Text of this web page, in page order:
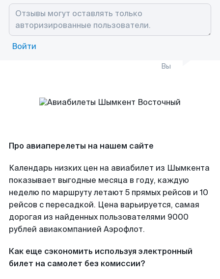
Войти
Вы
Про авиаперелеты на нашем сайте
Календарь низких цен на авиабилет из Шымкента
показывает выгодные месяца в году, каждую
неделю по маршруту летают 5 прямых рейсов и 10
рейсов с пересадкой. Цена варьируется, самая
дорогая из найденных пользователями 9000
рублей авиакомпанией Аэрофлот.
Как еще сэкономить используя электронный
билет на самолет без комиссии?